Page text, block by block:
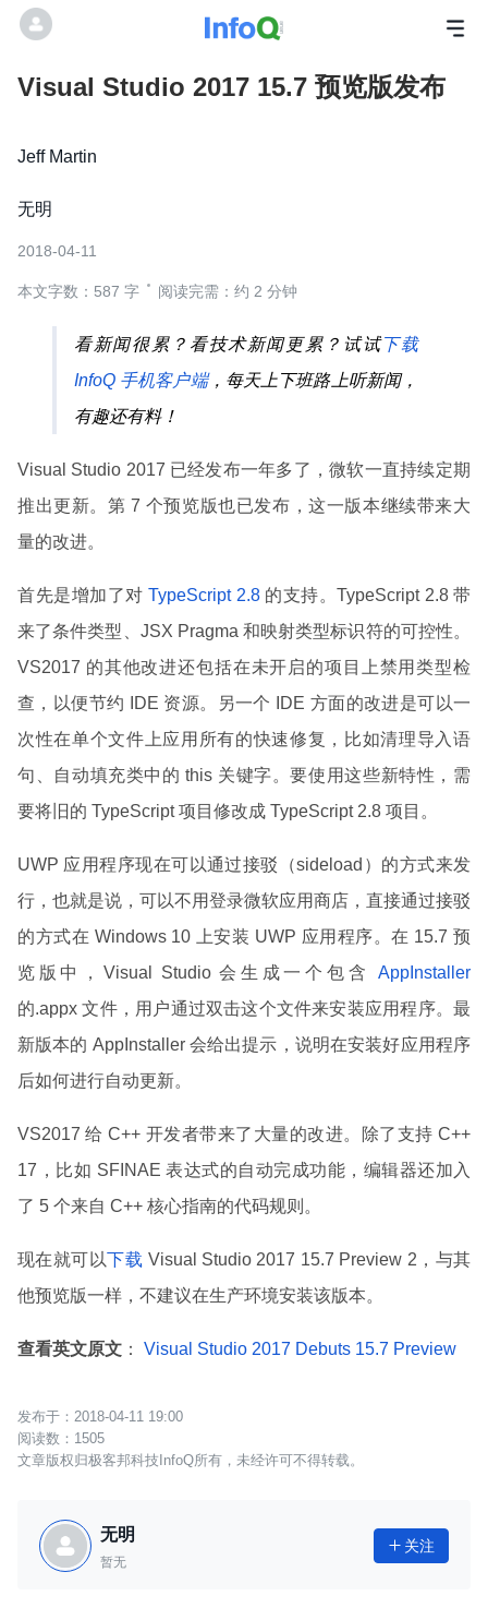
Visual Studio 2017 15.7 预览版发布
Jeff Martin
无明
2018-04-11
本文字数：587 字 阅读完需：约 2 分钟
看新闻很累？看技术新闻更累？试试下载
InfoQ 手机客户端，每天上下班路上听新闻，
有趣还有料！
Visual Studio 2017 已经发布一年多了，微软一直持续定期
推出更新。第 7 个预览版也已发布，这一版本继续带来大
量的改进。
首先是增加了对 TypeScript 2.8 的支持。TypeScript 2.8 带
来了条件类型、JSX Pragma 和映射类型标识符的可控性。
VS2017 的其他改进还包括在未开启的项目上禁用类型检
查，以便节约 IDE 资源。另一个 IDE 方面的改进是可以一
次性在单个文件上应用所有的快速修复，比如清理导入语
句、自动填充类中的 this 关键字。要使用这些新特性，需
要将旧的 TypeScript 项目修改成 TypeScript 2.8 项目。
UWP 应用程序现在可以通过接驳（sideload）的方式来发
行，也就是说，可以不用登录微软应用商店，直接通过接驳
的方式在 Windows 10 上安装 UWP 应用程序。在 15.7 预
览版中，Visual Studio 会生成一个包含
AppInstaller
的.appx 文件，用户通过双击这个文件来安装应用程序。最
新版本的 AppInstaller 会给出提示，说明在安装好应用程序
后如何进行自动更新。
VS2017 给 C++ 开发者带来了大量的改进。除了支持 C++
17，比如 SFINAE 表达式的自动完成功能，编辑器还加入
了 5 个来自 C++ 核心指南的代码规则。
现在就可以下载 Visual Studio 2017 15.7 Preview 2，与其
他预览版一样，不建议在生产环境安装该版本。
查看英文原文 ： Visual Studio 2017 Debuts 15.7 Preview
2018-04-11 19:00
1505
文章版权归极客邦科技InfoQ所有，未经许可不得转载。
无明
暂无
 关注